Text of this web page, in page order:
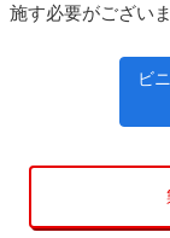
施す必要がございま
ビ